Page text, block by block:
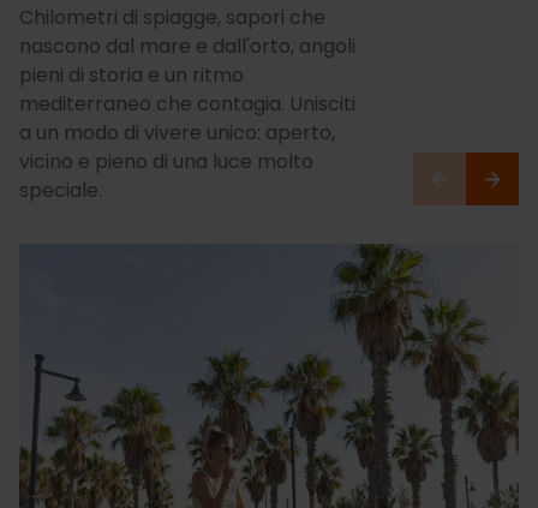
Chilometri di spiagge, sapori che
nascono dal mare e dall'orto, angoli
pieni di storia e un ritmo
mediterraneo che contagia. Unisciti
a un modo di vivere unico: aperto,
vicino e pieno di una luce molto
speciale.